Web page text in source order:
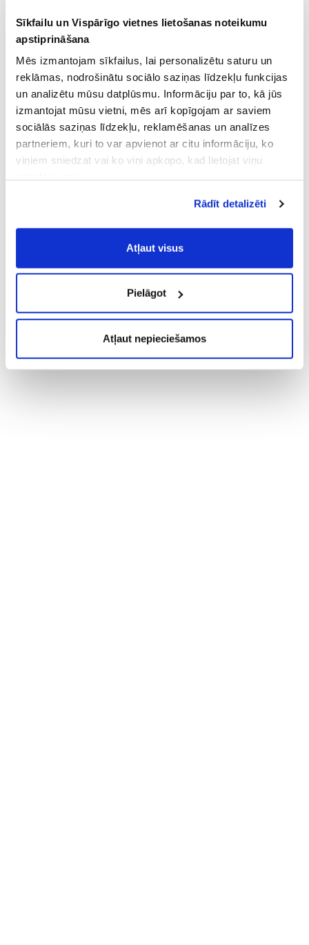
Sīkfailu un Vispārīgo vietnes lietošanas noteikumu
apstiprināšana
Mēs izmantojam sīkfailus, lai personalizētu saturu un
reklāmas, nodrošinātu sociālo saziņas līdzekļu funkcijas
un analizētu mūsu datplūsmu. Informāciju par to, kā jūs
izmantojat mūsu vietni, mēs arī kopīgojam ar saviem
sociālās saziņas līdzekļu, reklamēšanas un analīzes
partneriem, kuri to var apvienot ar citu informāciju, ko
viņiem sniedzat vai ko viņi apkopo, kad lietojat viņu
Vispārīgiem vietnes lietošanas
noteikumiem(saīsināti - VVLN).
Rādīt detalizēti
Atļaut visus
Pielāgot
Atļaut nepieciešamos